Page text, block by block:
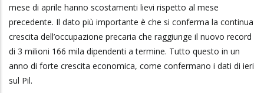
mese di aprile hanno scostamenti lievi rispetto al mese
precedente. Il dato più importante è che si conferma la continua
crescita dell’occupazione precaria che raggiunge il nuovo record
di 3 milioni 166 mila dipendenti a termine. Tutto questo in un
anno di forte crescita economica, come confermano i dati di ieri
sul Pil.